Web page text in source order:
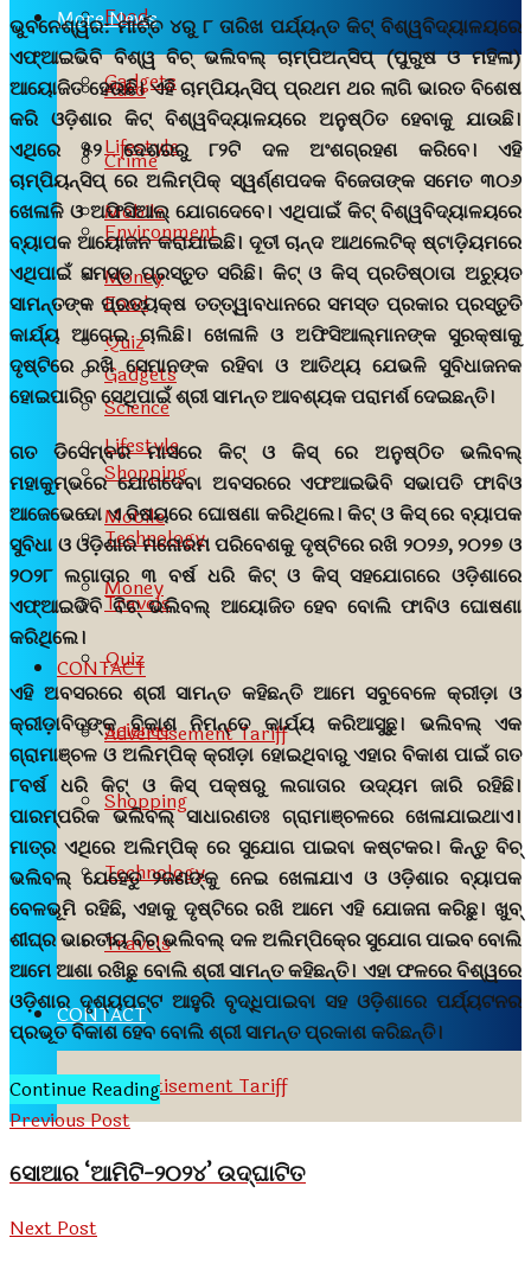
Food
Gadgets
Lifestyle
Mobile
Money
Quiz
Science
Shopping
Technology
Travels
CONTACT
Advertisement Tariff
More News
Auto
Crime
Environment
Food
Gadgets
Lifestyle
Mobile
Money
Quiz
Science
Shopping
Technology
Travels
CONTACT
Advertisement Tariff
ଭୁବନେଶ୍ୱର:ମାର୍ଚ୍ଚ ୪ରୁ ୮ ତାରିଖ ପର୍ଯ୍ୟନ୍ତ କିଟ୍ ବିଶ୍ୱବିଦ୍ୟାଳୟରେ
ଏଫ୍‍ଆଇଭିବି ବିଶ୍ୱ ବିଚ୍‍ ଭଲିବଲ୍‍ ଚାମ୍ପିଅନ୍‍ସିପ୍‍ (ପୁରୁଷ ଓ ମହିଳା)
ଆୟୋଜିତ ହେଉଛି। ଏହି ଚାମ୍ପିୟନ୍‍ସିପ୍‍ ପ୍ରଥମ ଥର ଲାଗି ଭାରତ ବିଶେଷ
କରି ଓଡ଼ିଶାର କିଟ୍‍ ବିଶ୍ୱବିଦ୍ୟାଳୟରେ ଅନୁଷ୍ଠିତ ହେବାକୁ ଯାଉଛି।
ଏଥିରେ ୫୨ ଦେଶରରୁ ୮୨ଟି ଦଳ ଅଂଶଗ୍ରହଣ କରିବେ। ଏହି
ଚାମ୍ପିୟନ୍‍ସିପ୍‍ ରେ ଅଲିମ୍ପିକ୍‍ ସ୍ୱର୍ଣ୍ଣପଦକ ବିଜେତାଙ୍କ ସମେତ ୩୦୬
ଖେଳାଳି ଓ ଅଫିସିଆଲ୍‍ ଯୋଗଦେବେ। ଏଥିପାଇଁ କିଟ୍‍ ବିଶ୍ୱବିଦ୍ୟାଳୟରେ
ବ୍ୟାପକ ଆୟୋଜନ କରାଯାଇଛି। ଦୂତୀ ଚାନ୍ଦ ଆଥଲେଟିକ୍‍ ଷ୍ଟାଡ଼ିୟମରେ
ଏଥିପାଇଁ ସମସ୍ତ ପ୍ରସ୍ତୁତ ସରିଛି। କିଟ୍‍ ଓ କିସ୍‍ ପ୍ରତିଷ୍ଠାତା ଅଚ୍ୟୁତ
ସାମନ୍ତଙ୍କ ପ୍ରତ୍ୟକ୍ଷ ତତ୍ତ୍ୱାବଧାନରେ ସମସ୍ତ ପ୍ରକାର ପ୍ରସ୍ତୁତି
କାର୍ଯ୍ୟ ଆଗେଇ ଚାଲିଛି। ଖେଳାଳି ଓ ଅଫିସିଆଲ୍‍ମାନଙ୍କ ସୁରକ୍ଷାକୁ
ଦୃଷ୍ଟିରେ ରଖି ସେମାନଙ୍କ ରହିବା ଓ ଆତିଥ୍ୟ ଯେଭଳି ସୁବିଧାଜନକ
ହୋଇପାରିବ ସେଥିପାଇଁ ଶ୍ରୀ ସାମନ୍ତ ଆବଶ୍ୟକ ପରାମର୍ଶ ଦେଇଛନ୍ତି।
ଗତ ଡିସେମ୍ବର ମାସରେ କିଟ୍‍ ଓ କିସ୍‍ ରେ ଅନୁଷ୍ଠିତ ଭଲିବଲ୍‍
ମହାକୁମ୍ଭରେ ଯୋଗଦେବା ଅବସରରେ ଏଫଆଇଭିବି ସଭାପତି ଫାବିଓ
ଆଜେଭେଦୋ ଏ ବିଷୟରେ ଘୋଷଣା କରିଥିଲେ। କିଟ୍‍ ଓ କିସ୍‍ ରେ ବ୍ୟାପକ
ସୁବିଧା ଓ ଓଡ଼ିଶାର ମନୋରମ ପରିବେଶକୁ ଦୃଷ୍ଟିରେ ରଖି ୨୦୨୬, ୨୦୨୭ ଓ
୨୦୨୮ ଲଗାତାର ୩ ବର୍ଷ ଧରି କିଟ୍‍ ଓ କିସ୍‍ ସହଯୋଗରେ ଓଡ଼ିଶାରେ
ଏଫ୍‍ଆଇଭିବି ବିଚ୍‍ ଭଲିବଲ୍‍ ଆୟୋଜିତ ହେବ ବୋଲି ଫାବିଓ ଘୋଷଣା
କରିଥିଲେ।
ଏହି ଅବସରରେ ଶ୍ରୀ ସାମନ୍ତ କହିଛନ୍ତି ଆମେ ସବୁବେଳେ କ୍ରୀଡ଼ା ଓ
କ୍ରୀଡ଼ାବିତଙ୍କ ବିକାଶ ନିମନ୍ତେ କାର୍ଯ୍ୟ କରିଆସୁଛୁ। ଭଲିବଲ୍‍ ଏକ
ଗ୍ରାମାଞ୍ଚଳ ଓ ଅଲିମ୍ପିକ୍‍ କ୍ରୀଡ଼ା ହୋଇଥିବାରୁ ଏହାର ବିକାଶ ପାଇଁ ଗତ
୮ବର୍ଷ ଧରି କିଟ୍‍ ଓ କିସ୍‍ ପକ୍ଷରୁ ଲଗାତାର ଉଦ୍ୟମ ଜାରି ରହିଛି।
ପାରମ୍ପରିକ ଭଲିବଲ୍‍ ସାଧାରଣତଃ ଗ୍ରାମାଞ୍ଚଳରେ ଖେଳାଯାଇଥାଏ।
ମାତ୍ର ଏଥିରେ ଅଲିମ୍ପିକ୍‍ ରେ ସୁଯୋଗ ପାଇବା କଷ୍ଟକର। କିନ୍ତୁ ବିଚ୍‍
ଭଲିବଲ୍‍ ଯେହେତୁ ୨ଜଣଙ୍କୁ ନେଇ ଖେଳାଯାଏ ଓ ଓଡ଼ିଶାର ବ୍ୟାପକ
ବେଳଭୂମି ରହିଛି, ଏହାକୁ ଦୃଷ୍ଟିରେ ରଖି ଆମେ ଏହି ଯୋଜନା କରିଛୁ। ଖୁବ୍‍
ଶୀଘ୍ର ଭାରତୀୟ ବିଚ୍‍ ଭଲିବଲ୍‍ ଦଳ ଅଲିମ୍ପିକ୍‍ରେ ସୁଯୋଗ ପାଇବ ବୋଲି
ଆମେ ଆଶା ରଖିଛୁ ବୋଲି ଶ୍ରୀ ସାମନ୍ତ କହିଛନ୍ତି। ଏହା ଫଳରେ ବିଶ୍ୱରେ
ଓଡ଼ିଶାର ଦୃଶ୍ୟପଟ୍ଟ ଆହୁରି ବୃଦ୍ଧିପାଇବା ସହ ଓଡ଼ିଶାରେ ପର୍ଯ୍ୟଟନର
ପ୍ରଭୂତ ବିକାଶ ହେବ ବୋଲି ଶ୍ରୀ ସାମନ୍ତ ପ୍ରକାଶ କରିଛନ୍ତି।
Continue Reading
Previous Post
ସୋଆର ‘ଆମିଟି-୨୦୨୪’ ଉଦ୍ଘାଟିତ
Next Post